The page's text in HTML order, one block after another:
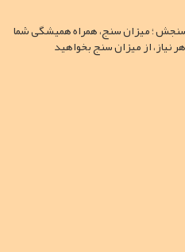
؛ میزان سنج، همراه همیشگی شما
نیاز، از میزان سنج بخواهید